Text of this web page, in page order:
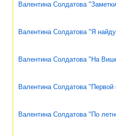
Валентина Солдатова
Валентина Солдатова "Я
Валентина Солдатова "На
Валентина Солдатова "Первой
Валентина Солдатова "По